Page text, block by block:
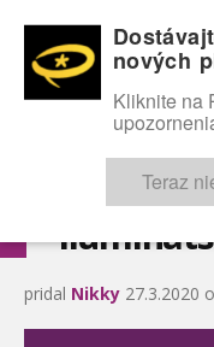
OMG! SEXICE
pridal Nikky 27.3.2020
nových
Kliknite na
Teraz